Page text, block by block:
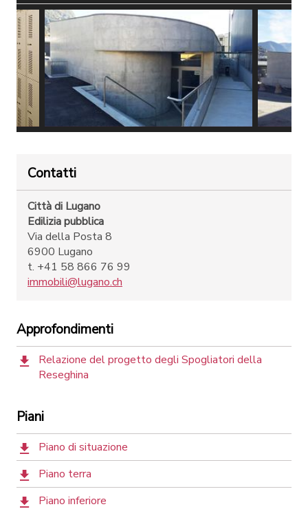
Contatti
Città di Lugano
Edilizia pubblica
Via della Posta 8
6900 Lugano
t. +41 58 866 76 99
immobili@lugano.ch
Approfondimenti
Relazione del progetto degli Spogliatori della
Reseghina
Piani
Piano di situazione
Piano terra
Piano inferiore